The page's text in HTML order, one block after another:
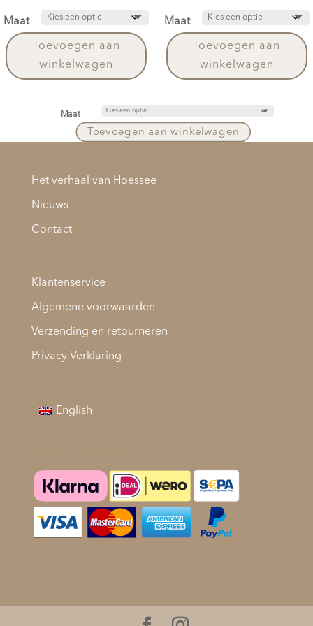
€35.00.€29.00.
Maat
Toevoegen aan
winkelwagen
Maat
Toevoegen aan
winkelwagen
Maat
Toevoegen aan winkelwagen
Het verhaal van Hoessee
Nieuws
Contact
Klantenservice
Algemene voorwaarden
Verzending en retourneren
Privacy Verklaring
English